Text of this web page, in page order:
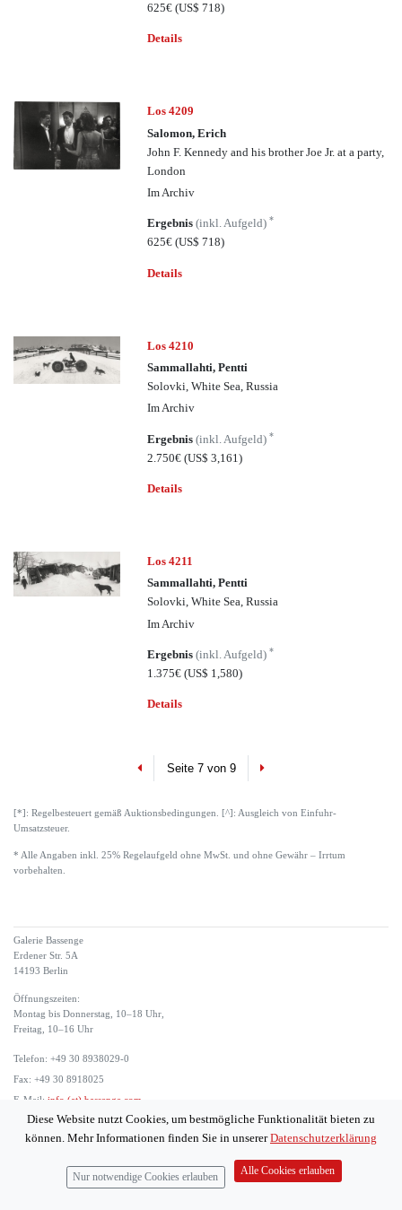
625€(US$ 718)
Details
Los 4209
Salomon, Erich
John F. Kennedy and his brother Joe Jr. at a party,
London
Im Archiv
Ergebnis(inkl. Aufgeld)*
625€(US$ 718)
Details
Los 4210
Sammallahti, Pentti
Solovki, White Sea, Russia
Im Archiv
Ergebnis(inkl. Aufgeld)*
2.750€(US$ 3,161)
Details
Los 4211
Sammallahti, Pentti
Solovki, White Sea, Russia
Im Archiv
Ergebnis(inkl. Aufgeld)*
1.375€(US$ 1,580)
Details
PreviousSeite 7 von 9 Next
[*]: Regelbesteuert gemäß Auktionsbedingungen. [^]: Ausgleich von Einfuhr-
Umsatzsteuer.
* Alle Angaben inkl. 25% Regelaufgeld ohne MwSt. und ohne Gewähr – Irrtum
vorbehalten.
Galerie Bassenge
Erdener Str. 5A
14193 Berlin
Öffnungszeiten:
Montag bis Donnerstag, 10–18 Uhr,
Freitag, 10–16 Uhr
Telefon: +49 30 8938029-0
Fax: +49 30 8918025
E-Mail: info (at) bassenge.com
Datenschutzerklärung
Diese Website nutzt Cookies, um bestmögliche Funktionalität bieten zu
können. Mehr Informationen finden Sie in unsererDatenschutzerklärung
Nur notwendige Cookies erlauben
Alle Cookies erlauben